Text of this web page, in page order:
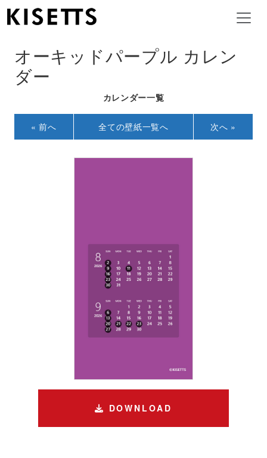
オーキッドパープル カレン
ダー
カレンダー一覧
« 前へ 全ての壁紙一覧へ 次へ »
DOWNLOAD